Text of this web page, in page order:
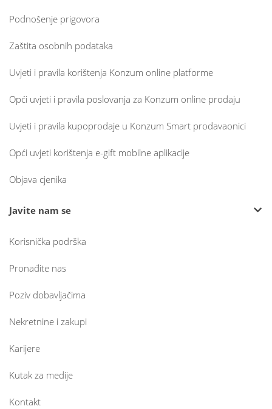
Podnošenje prigovora
Zaštita osobnih podataka
Uvjeti i pravila korištenja Konzum online platforme
Opći uvjeti i pravila poslovanja za Konzum online prodaju
Uvjeti i pravila kupoprodaje u Konzum Smart prodavaonici
Opći uvjeti korištenja e-gift mobilne aplikacije
Objava cjenika
Javite nam se
Korisnička podrška
Pronađite nas
Poziv dobavljačima
Nekretnine i zakupi
Karijere
Kutak za medije
Kontakt